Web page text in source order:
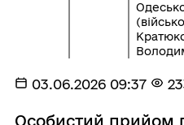
03.06.2026 09:37
Особистий прийом